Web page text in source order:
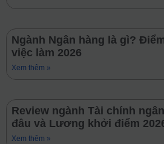
Ngành Ngân hàng là gì?
việc làm 2026
Xem thêm »
Review ngành Tài chính
đâu và Lương khởi điểm
Xem thêm »